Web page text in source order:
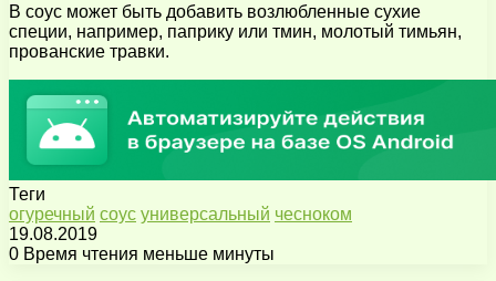
В соус может быть добавить возлюбленные сухие
специи, например, паприку или тмин, молотый тимьян,
прованские травки.
Теги
огуречный соус универсальный чесноком
19.08.2019
0 Время чтения меньше минуты